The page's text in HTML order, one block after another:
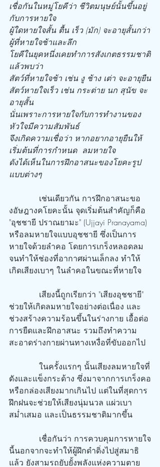
เชื่อกันในหมู่โยคีว่า ชีวิตมนุษย์นั้นขึ้นอยู่
กับการหายใจ
ผู้ใดหายใจสั้น ตื้น เร็ว (มัก) จะอายุสั้นกว่า
ผู้ที่หายใจช้าและลึก
โยคีในยุคหนึ่งเคยทำการสังเกตธรรมชาติ
แล้วพบว่า
สัตว์ที่หายใจช้า เช่น งู ช้าง เต่า จะอายุยืน
สัตว์หายใจเร็ว เช่น กระต่าย นก สุนัข จะ
อายุสั้น
นั่นเพราะการหายใจกับการทำงานของ
หัวใจมีความสัมพันธ์
จึงเกิดความเชื่อว่า หากอยากอายุยืนให้
เริ่มต้นที่การกำหนด  ลมหายใจ
ดังได้เห็นในการฝึกอาสนะของโยคะรูป
แบบต่างๆ
งอัษฎางคโยคะนั้น จุดเริ่มต้นสำคัญก็คือ
"อุชชายี ปราณยามะ" (Ujjayi Pranayama)
หรือลมหายใจแบบอุชชายี ซึ่งเป็นการ
หายใจด้วยลำคอ โดยการเกร็งหลอดลม
จนทำให้ช่องที่อากาศผ่านเล็กลง ทำให้
เกิดเสียงเบาๆ ในลำคอในขณะที่หายใจ
ช่วยให้เกิดลมหายใจอย่างต่อเนื่อง และ
ช่วงสร้างความร้อนขึ้นในร่างกาย เอื้อต่อ
การยืดและฝึกอาสนะ รวมถึงทำความ
สะอาดร่างกายผ่านทางเหงื่อที่ขับออกไป
ดังและแข็งกระด้าง ซึ่งมาจากการเกร็งคอ
หรือกล่องเสียงมากเกินไป แต่ในที่สุดการ
ฝึกฝนจะช่วยให้เสียงนุ่มนวล แผ่วเบา
สม่ำเสมอ และเป็นธรรมชาติมากขึ้น
นี้นอกจากจะทำให้ผู้ฝึกดำดิ่งไปสู่สมาธิ
แล้ว ยังสามรถยับยั้งพลังแห่งความตาย